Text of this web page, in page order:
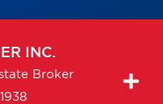
INC.
Broker